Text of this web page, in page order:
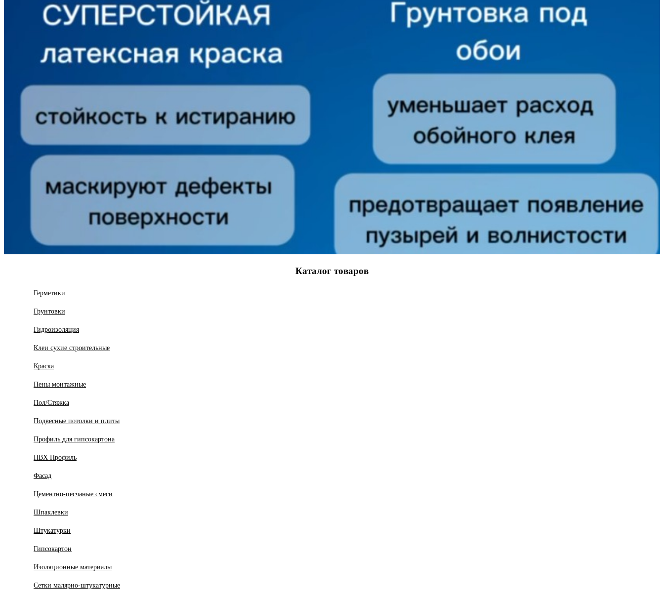
Каталог товаров
Герметики
Грунтовки
Гидроизоляция
Клеи сухие строительные
Краска
Пены монтажные
Пол/Стяжка
Подвесные потолки и плиты
Профиль для гипсокартона
ПВХ Профиль
Фасад
Цементно-песчаные смеси
Шпаклевки
Штукатурки
Гипсокартон
Изоляционные материалы
Сетки малярно-штукатурные